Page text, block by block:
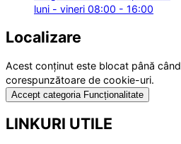
luni - vineri 08:00 - 16:00
Localizare
Acest conținut este blocat până
corespunzătoare de cookie-uri.
Accept categoria Funcționalitate
LINKURI UTILE